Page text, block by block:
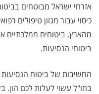
אזרחי ישראל מבוטחים
כיסוי עבור מגוון טיפולים
מהארץ, ביטוחים ממלכתיים
ביטוחי הנסיעות.
החשיבות של ביטוח הנסיעות
בחו"ל עשוי לעלות לכם הון.